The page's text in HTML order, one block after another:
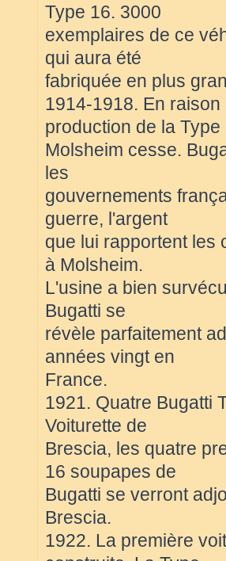
Type 16. 3000
exemplaires de ce
qui aura été
fabriquée en plus
1914-1918. En
production de la Type
Molsheim cesse.
les
gouvernements
guerre, l'argent
que lui rapportent les
à Molsheim.
L'usine a bien
Bugatti se
révèle parfaitement
années vingt en
France.
1921. Quatre Bugatti
Voiturette de
Brescia, les quatre
16 soupapes de
Bugatti se verront
Brescia.
1922. La première